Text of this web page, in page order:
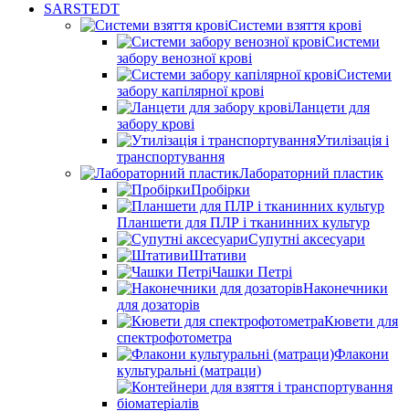
SARSTEDT
Системи взяття крові
Системи
забору венозної крові
Системи
забору капілярної крові
Ланцети для
забору крові
Утилізація і
транспортування
Лабораторний пластик
Пробірки
Планшети для ПЛР і тканинних культур
Супутні аксесуари
Штативи
Чашки Петрі
Наконечники
для дозаторів
Кювети для
спектрофотометра
Флакони
культуральні (матраци)